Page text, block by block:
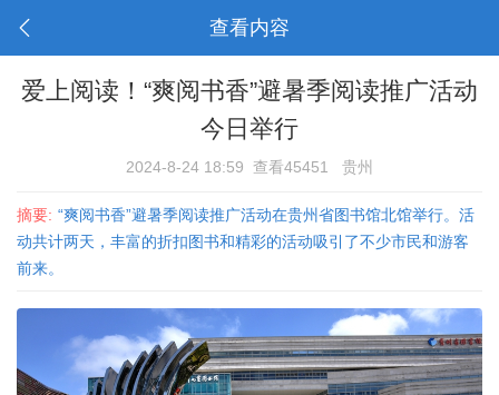
查看内容
爱上阅读！“爽阅书香”避暑季阅读推广活动
今日举行
2024-8-24 18:59 查看45451 贵州
摘要: “爽阅书香”避暑季阅读推广活动在贵州省图书馆北馆举行。活
动共计两天，丰富的折扣图书和精彩的活动吸引了不少市民和游客
前来。